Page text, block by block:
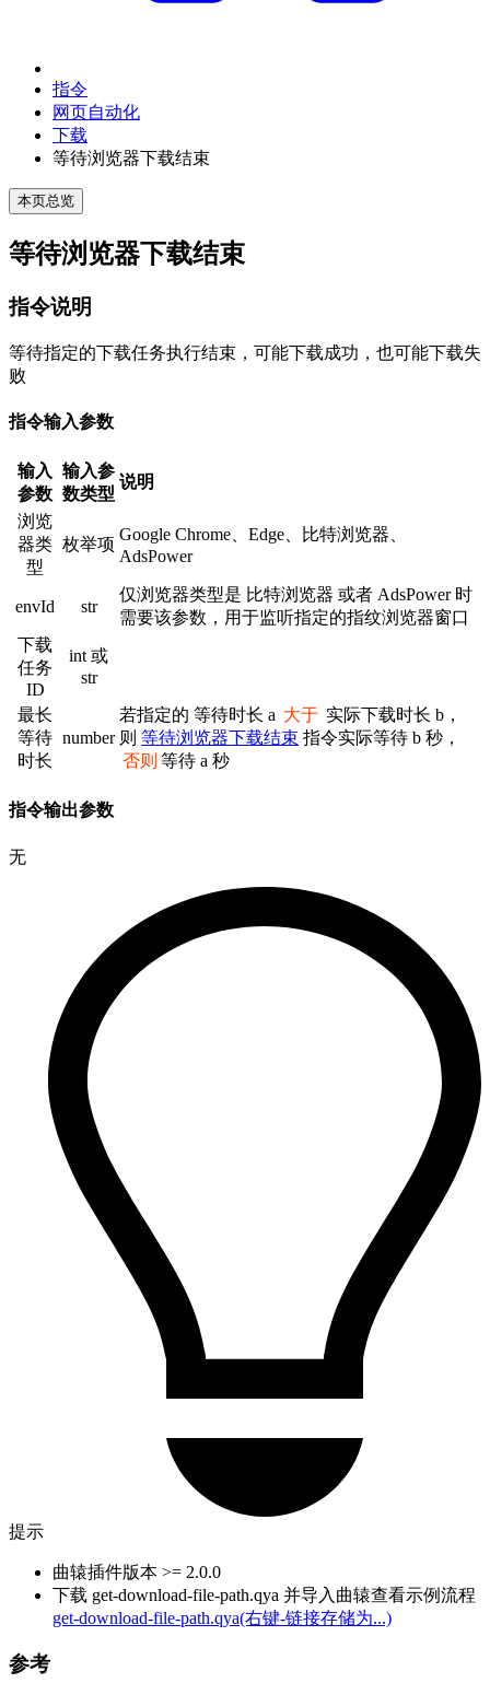
指令
网页自动化
下载
等待浏览器下载结束
本页总览
等待浏览器下载结束
指令说明
等待指定的下载任务执行结束，可能下载成功，也可能下载失
败
指令输入参数
输入
参数
输入参
数类型
说明
浏览
器类
型
枚举项
Google Chrome、Edge、比特浏览器、
AdsPower
envId str
仅浏览器类型是 比特浏览器 或者 AdsPower 时
需要该参数，用于监听指定的指纹浏览器窗口
下载
任务
ID
int 或
str
最长
等待
时长
number
若指定的 等待时长 a 大于 实际下载时长 b，
则 等待浏览器下载结束 指令实际等待 b 秒，
否则 等待 a 秒
指令输出参数
无
提示
曲辕插件版本 >= 2.0.0
下载 get-download-file-path.qya 并导入曲辕查看示例流程
get-download-file-path.qya(右键-链接存储为...)
参考